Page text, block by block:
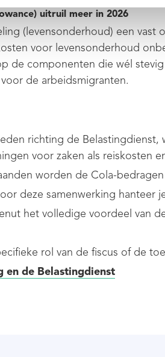
uitruil meer in 2026
(levensonderhoud) een vast
voor levensonderhoud
de componenten die wél
de arbeidsmigranten.
richting de Belastingdienst,
voor zaken als reiskosten
worden de Cola-
deze samenwerking hanteer
het volledige voordeel van
rol van de fiscus of de
en de Belastingdienst